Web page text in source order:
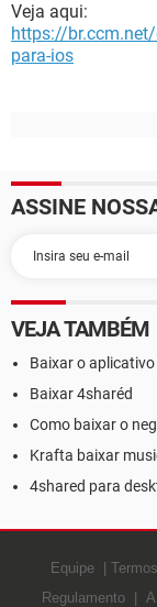
Veja aqui:
https://
para-ios
ASSINE
VEJA TAMBÉM
Baixar o aplicativo
Baixar 4sharéd
Como baixar o
Krafta baixar
4shared para
Equipe
Regulamento